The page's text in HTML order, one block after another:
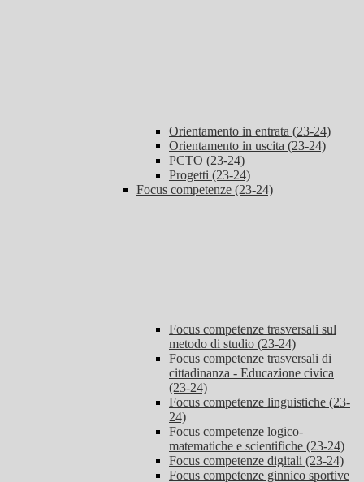
Orientamento in entrata (23-24)
Orientamento in uscita (23-24)
PCTO (23-24)
Progetti (23-24)
Focus competenze (23-24)
Focus competenze trasversali sul
metodo di studio (23-24)
Focus competenze trasversali di
cittadinanza - Educazione civica
(23-24)
Focus competenze linguistiche (23-
24)
Focus competenze logico-
matematiche e scientifiche (23-24)
Focus competenze digitali (23-24)
Focus competenze ginnico sportive